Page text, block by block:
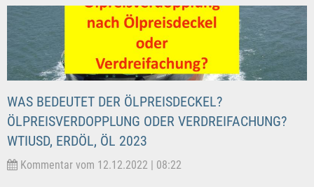
WAS BEDEUTET DER ÖLPREISDECKEL?
ÖLPREISVERDOPPLUNG ODER VERDREIFACHUNG?
WTIUSD, ERDÖL, ÖL 2023
Kommentar vom 12.12.2022 | 08:22